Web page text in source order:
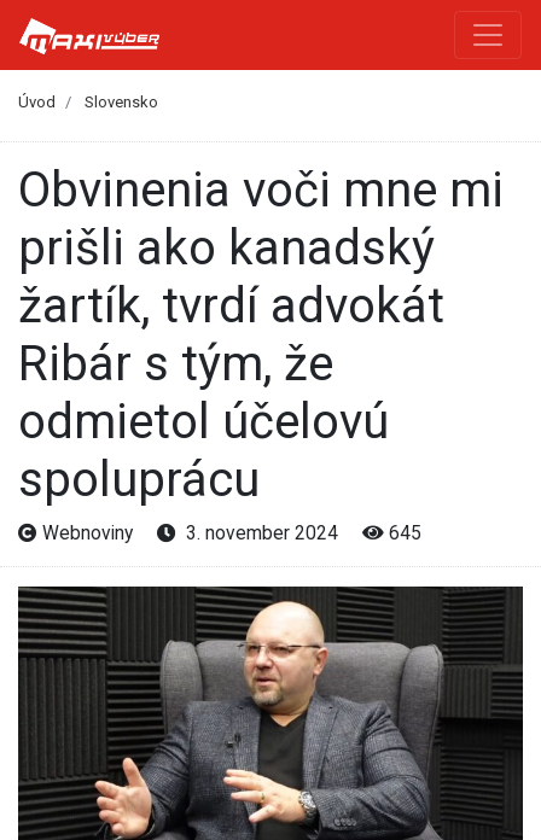
Úvod Slovensko
Obvinenia voči mne mi
prišli ako kanadský
žartík, tvrdí advokát
Ribár s tým, že
odmietol účelovú
spoluprácu
Webnoviny 3. november 2024 645